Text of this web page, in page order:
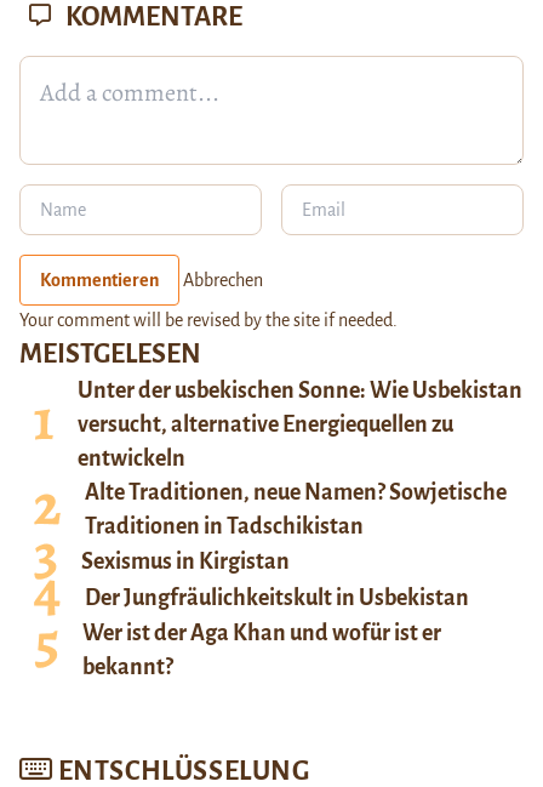
MEISTGELESEN
Unter der usbekischen Sonne: Wie Usbekistan
versucht, alternative Energiequellen zu
entwickeln
Alte Traditionen, neue Namen? Sowjetische
Traditionen in Tadschikistan
Sexismus in Kirgistan
Der Jungfräulichkeitskult in Usbekistan
Wer ist der Aga Khan und wofür ist er
bekannt?
ENTSCHLÜSSELUNG
KOMMENTARE
Kommentieren Abbrechen
Your comment will be revised by the site if needed.